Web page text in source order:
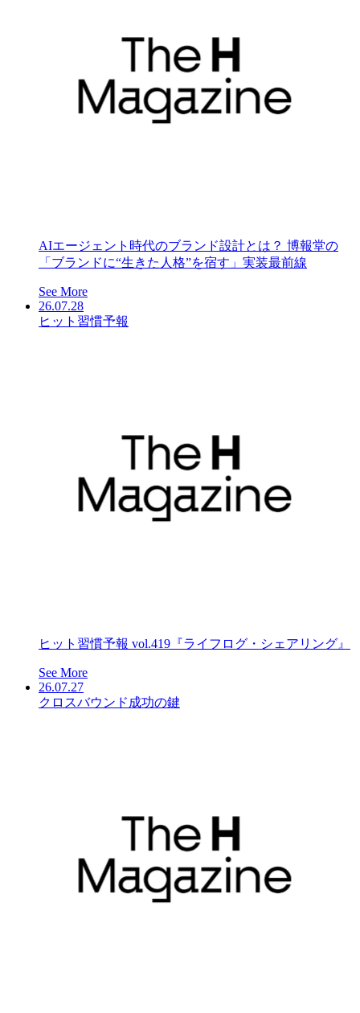
AIエージェント時代のブランド設計とは？ 博報堂の
「ブランドに“生きた人格”を宿す」実装最前線
See More
26.07.28
ヒット習慣予報
ヒット習慣予報 vol.419『ライフログ・シェアリング』
See More
26.07.27
クロスバウンド成功の鍵